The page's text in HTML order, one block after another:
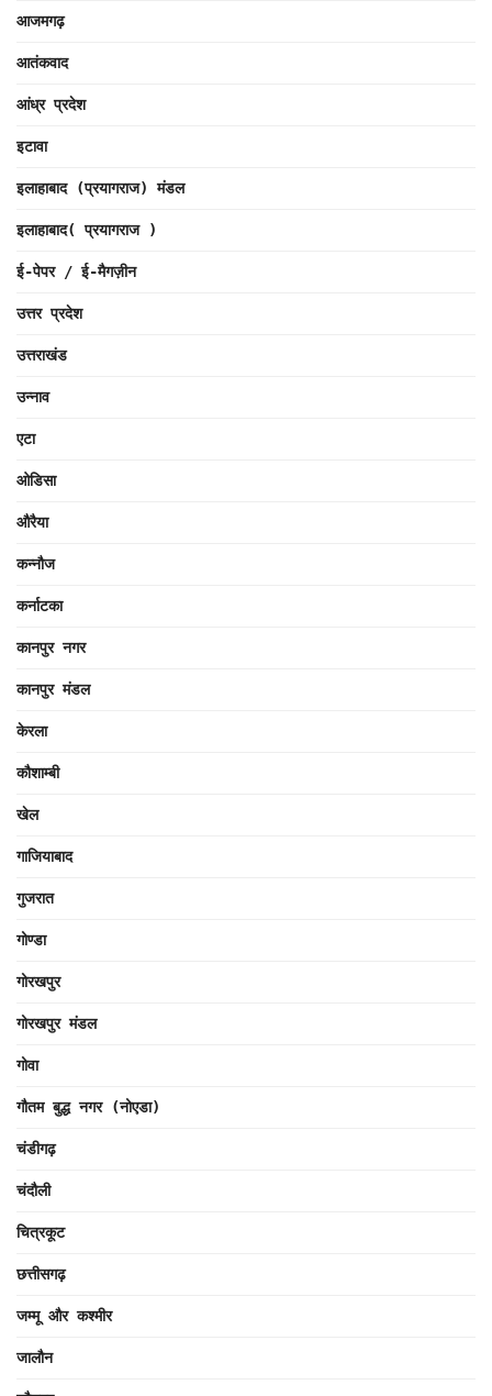
आजमगढ़
आतंकवाद
आंध्र प्रदेश
इटावा
इलाहाबाद (प्रयागराज) मंडल
इलाहाबाद( प्रयागराज )
ई-पेपर / ई-मैगज़ीन
उत्तर प्रदेश
उत्तराखंड
उन्नाव
एटा
ओडिसा
औरैया
कन्नौज
कर्नाटका
कानपुर नगर
कानपुर मंडल
केरला
कौशाम्बी
खेल
गाजियाबाद
गुजरात
गोण्डा
गोरखपुर
गोरखपुर मंडल
गोवा
गौतम बुद्ध नगर (नोएडा)
चंडीगढ़
चंदौली
चित्रकूट
छत्तीसगढ़
जम्मू और कश्मीर
जालौन